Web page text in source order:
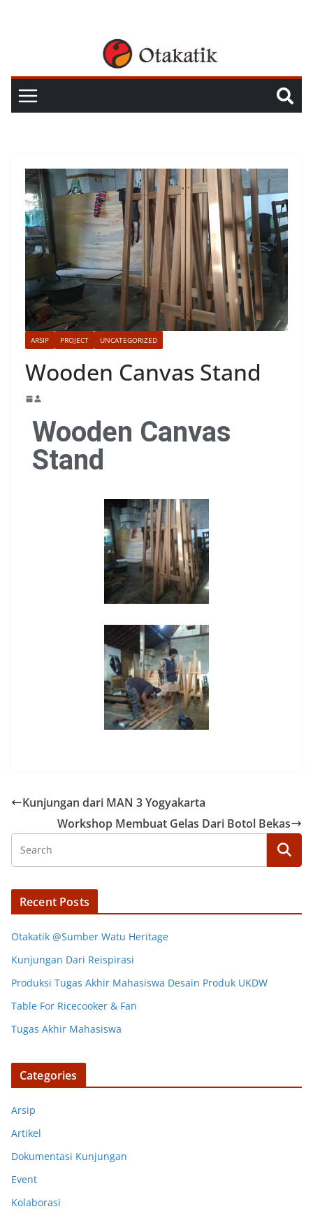
ARSIP PROJECT UNCATEGORIZED
Wooden Canvas Stand
Wooden Canvas
Stand
Kunjungan dari MAN 3 Yogyakarta
Workshop Membuat Gelas Dari Botol Bekas
Recent Posts
Otakatik @Sumber Watu Heritage
Kunjungan Dari Reispirasi
Produksi Tugas Akhir Mahasiswa Desain Produk UKDW
Table For Ricecooker & Fan
Tugas Akhir Mahasiswa
Categories
Arsip
Artikel
Dokumentasi Kunjungan
Event
Kolaborasi